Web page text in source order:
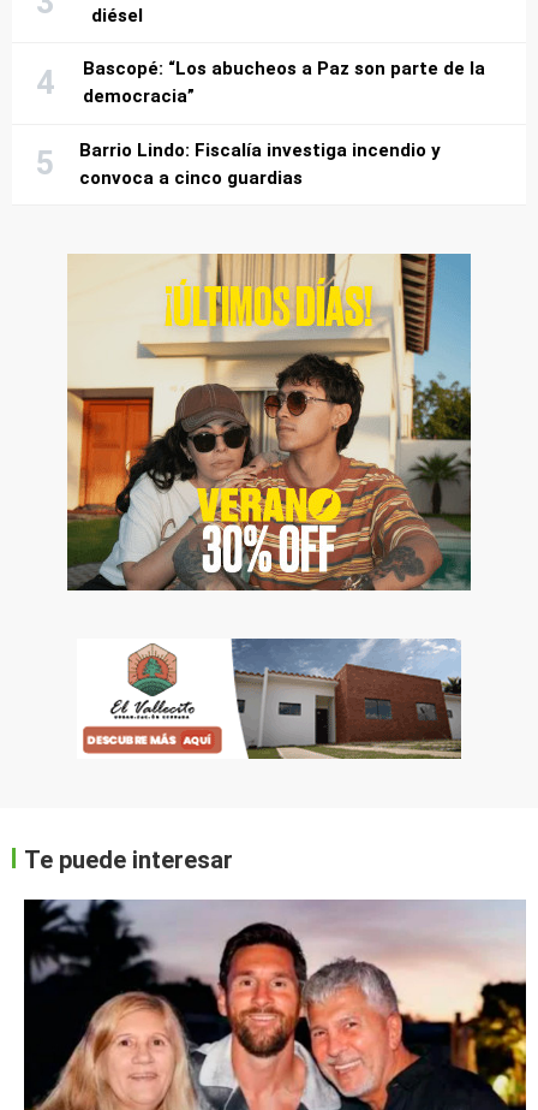
diésel
Bascopé: “Los abucheos a Paz son parte de la
democracia”
Barrio Lindo: Fiscalía investiga incendio y
convoca a cinco guardias
Te puede interesar